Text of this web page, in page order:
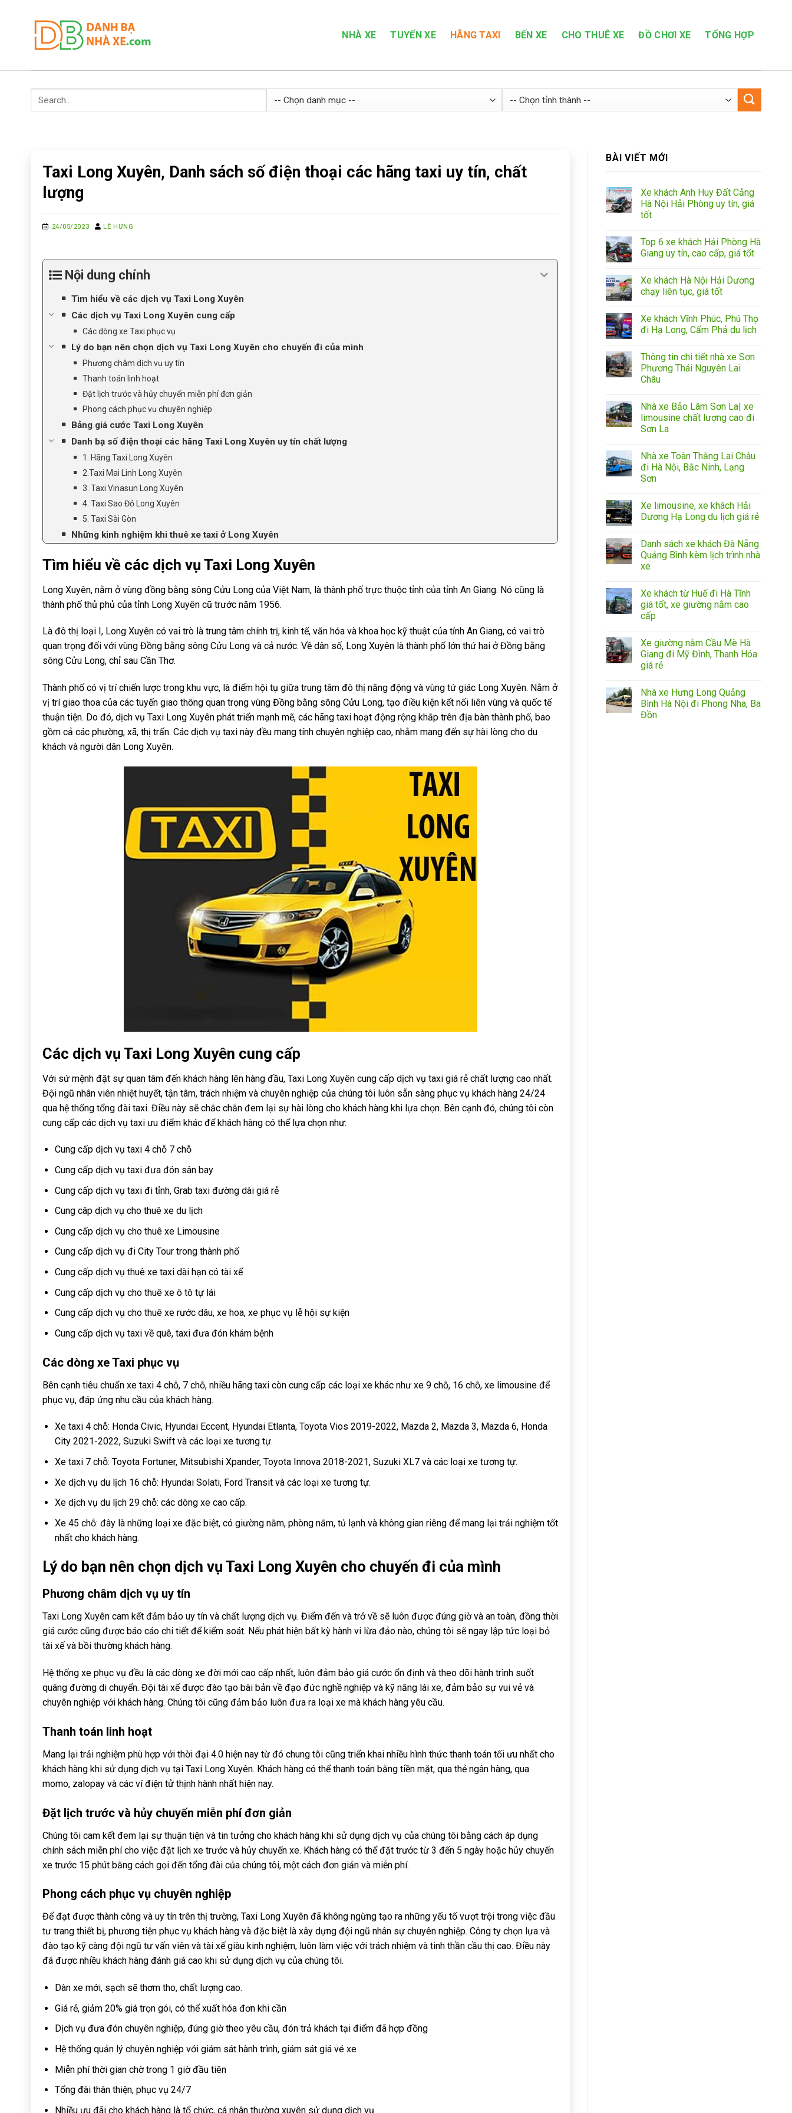
NHÀ XE TUYẾN XE HÃNG TAXI BẾN XE CHO THUÊ XE ĐỒ CHƠI XE TỔNG HỢP
Taxi Long Xuyên, Danh sách số điện thoại các hãng taxi uy tín, chất
lượng
24/05/2023 LÊ HƯNG
Nội dung chính
Tìm hiểu về các dịch vụ Taxi Long Xuyên
Các dịch vụ Taxi Long Xuyên cung cấp
Các dòng xe Taxi phục vụ
Lý do bạn nên chọn dịch vụ Taxi Long Xuyên cho chuyến đi của mình
Phương châm dịch vụ uy tín
Thanh toán linh hoạt
Đặt lịch trước và hủy chuyến miễn phí đơn giản
Phong cách phục vụ chuyên nghiệp
Bảng giá cước Taxi Long Xuyên
Danh bạ số điện thoại các hãng Taxi Long Xuyên uy tín chất lượng
1. Hãng Taxi Long Xuyên
2.Taxi Mai Linh Long Xuyên
3. Taxi Vinasun Long Xuyên
4. Taxi Sao Đỏ Long Xuyên
5. Taxi Sài Gòn
Những kinh nghiệm khi thuê xe taxi ở Long Xuyên
Tìm hiểu về các dịch vụ Taxi Long Xuyên
Long Xuyên, nằm ở vùng đồng bằng sông Cửu Long của Việt Nam, là thành phố trực thuộc tỉnh của tỉnh An Giang. Nó cũng là
thành phố thủ phủ của tỉnh Long Xuyên cũ trước năm 1956.
Là đô thị loại I, Long Xuyên có vai trò là trung tâm chính trị, kinh tế, văn hóa và khoa học kỹ thuật của tỉnh An Giang, có vai trò
quan trọng đối với vùng Đồng bằng sông Cửu Long và cả nước. Về dân số, Long Xuyên là thành phố lớn thứ hai ở Đồng bằng
sông Cửu Long, chỉ sau Cần Thơ.
Thành phố có vị trí chiến lược trong khu vực, là điểm hội tụ giữa trung tâm đô thị năng động và vùng tứ giác Long Xuyên. Nằm ở
vị trí giao thoa của các tuyến giao thông quan trọng vùng Đồng bằng sông Cửu Long, tạo điều kiện kết nối liên vùng và quốc tế
thuận tiện. Do đó, dịch vụ Taxi Long Xuyên phát triển mạnh mẽ, các hãng taxi hoạt động rộng khắp trên địa bàn thành phố, bao
gồm cả các phường, xã, thị trấn. Các dịch vụ taxi này đều mang tính chuyên nghiệp cao, nhằm mang đến sự hài lòng cho du
khách và người dân Long Xuyên.
Các dịch vụ Taxi Long Xuyên cung cấp
Với sứ mệnh đặt sự quan tâm đến khách hàng lên hàng đầu, Taxi Long Xuyên cung cấp dịch vụ taxi giá rẻ chất lượng cao nhất.
Đội ngũ nhân viên nhiệt huyết, tận tâm, trách nhiệm và chuyên nghiệp của chúng tôi luôn sẵn sàng phục vụ khách hàng 24/24
qua hệ thống tổng đài taxi. Điều này sẽ chắc chắn đem lại sự hài lòng cho khách hàng khi lựa chọn. Bên cạnh đó, chúng tôi còn
cung cấp các dịch vụ taxi ưu điểm khác để khách hàng có thể lựa chọn như:
Cung cấp dịch vụ taxi 4 chỗ 7 chỗ
Cung cấp dịch vụ taxi đưa đón sân bay
Cung cấp dịch vụ taxi đi tỉnh, Grab taxi đường dài giá rẻ
Cung câp dịch vụ cho thuê xe du lịch
Cung cấp dịch vụ cho thuê xe Limousine
Cung cấp dịch vụ đi City Tour trong thành phố
Cung cấp dịch vụ thuê xe taxi dài hạn có tài xế
Cung cấp dịch vụ cho thuê xe ô tô tự lái
Cung cấp dịch vụ cho thuê xe rước dâu, xe hoa, xe phục vụ lễ hội sự kiện
Cung cấp dịch vụ taxi về quê, taxi đưa đón khám bệnh
Các dòng xe Taxi phục vụ
Bên cạnh tiêu chuẩn xe taxi 4 chỗ, 7 chỗ, nhiều hãng taxi còn cung cấp các loại xe khác như xe 9 chỗ, 16 chỗ, xe limousine để
phục vụ, đáp ứng nhu cầu của khách hàng.
Xe taxi 4 chỗ: Honda Civic, Hyundai Eccent, Hyundai Etlanta, Toyota Vios 2019-2022, Mazda 2, Mazda 3, Mazda 6, Honda
City 2021-2022, Suzuki Swift và các loại xe tương tự.
Xe taxi 7 chỗ: Toyota Fortuner, Mitsubishi Xpander, Toyota Innova 2018-2021, Suzuki XL7 và các loại xe tương tự.
Xe dịch vụ du lịch 16 chỗ: Hyundai Solati, Ford Transit và các loại xe tương tự.
Xe dịch vụ du lịch 29 chỗ: các dòng xe cao cấp.
Xe 45 chỗ: đây là những loại xe đặc biệt, có giường nằm, phòng nằm, tủ lạnh và không gian riêng để mang lại trải nghiệm tốt
nhất cho khách hàng.
Lý do bạn nên chọn dịch vụ Taxi Long Xuyên cho chuyến đi của mình
Phương châm dịch vụ uy tín
Taxi Long Xuyên cam kết đảm bảo uy tín và chất lượng dịch vụ. Điểm đến và trở về sẽ luôn được đúng giờ và an toàn, đồng thời
giá cước cũng được báo cáo chi tiết để kiểm soát. Nếu phát hiện bất kỳ hành vi lừa đảo nào, chúng tôi sẽ ngay lập tức loại bỏ
tài xế và bồi thường khách hàng.
Hệ thống xe phục vụ đều là các dòng xe đời mới cao cấp nhất, luôn đảm bảo giá cước ổn định và theo dõi hành trình suốt
quãng đường di chuyển. Đội tài xế được đào tạo bài bản về đạo đức nghề nghiệp và kỹ năng lái xe, đảm bảo sự vui vẻ và
chuyên nghiệp với khách hàng. Chúng tôi cũng đảm bảo luôn đưa ra loại xe mà khách hàng yêu cầu.
Thanh toán linh hoạt
Mang lại trải nghiệm phù hợp với thời đại 4.0 hiện nay từ đó chung tôi cũng triển khai nhiều hình thức thanh toán tối ưu nhất cho
khách hàng khi sử dụng dịch vụ tại Taxi Long Xuyên. Khách hàng có thể thanh toán bằng tiền mặt, qua thẻ ngân hàng, qua
momo, zalopay và các ví điện tử thịnh hành nhất hiện nay.
Đặt lịch trước và hủy chuyến miễn phí đơn giản
Chúng tôi cam kết đem lại sự thuận tiện và tin tưởng cho khách hàng khi sử dụng dịch vụ của chúng tôi bằng cách áp dụng
chính sách miễn phí cho việc đặt lịch xe trước và hủy chuyến xe. Khách hàng có thể đặt trước từ 3 đến 5 ngày hoặc hủy chuyến
xe trước 15 phút bằng cách gọi đến tổng đài của chúng tôi, một cách đơn giản và miễn phí.
Phong cách phục vụ chuyên nghiệp
Để đạt được thành công và uy tín trên thị trường, Taxi Long Xuyên đã không ngừng tạo ra những yếu tố vượt trội trong việc đầu
tư trang thiết bị, phương tiện phục vụ khách hàng và đặc biệt là xây dựng đội ngũ nhân sự chuyên nghiệp. Công ty chọn lựa và
đào tạo kỹ càng đội ngũ tư vấn viên và tài xế giàu kinh nghiệm, luôn làm việc với trách nhiệm và tinh thần cầu thị cao. Điều này
đã được nhiều khách hàng đánh giá cao khi sử dụng dịch vụ của chúng tôi.
Dàn xe mới, sạch sẽ thơm tho, chất lượng cao.
Giá rẻ, giảm 20% giá trọn gói, có thể xuất hóa đơn khi cần
Dịch vụ đưa đón chuyên nghiệp, đúng giờ theo yêu cầu, đón trả khách tại điểm đã hợp đồng
Hệ thống quản lý chuyên nghiệp với giám sát hành trình, giám sát giá vé xe
Miễn phí thời gian chờ trong 1 giờ đầu tiên
Tổng đài thân thiện, phục vụ 24/7
Nhiều ưu đãi cho khách hàng là tổ chức, cá nhân thường xuyên sử dụng dịch vụ
BÀI VIẾT MỚI
Xe khách Anh Huy Đất Cảng
Hà Nội Hải Phòng uy tín, giá
tốt
Top 6 xe khách Hải Phòng Hà
Giang uy tín, cao cấp, giá tốt
Xe khách Hà Nội Hải Dương
chạy liên tục, giá tốt
Xe khách Vĩnh Phúc, Phú Thọ
đi Hạ Long, Cẩm Phả du lịch
Thông tin chi tiết nhà xe Sơn
Phương Thái Nguyên Lai
Châu
Nhà xe Bảo Lâm Sơn La| xe
limousine chất lượng cao đi
Sơn La
Nhà xe Toàn Thắng Lai Châu
đi Hà Nội, Bắc Ninh, Lạng
Sơn
Xe limousine, xe khách Hải
Dương Hạ Long du lịch giá rẻ
Danh sách xe khách Đà Nẵng
Quảng Bình kèm lịch trình nhà
xe
Xe khách từ Huế đi Hà Tĩnh
giá tốt, xe giường nằm cao
cấp
Xe giường nằm Cầu Mè Hà
Giang đi Mỹ Đình, Thanh Hóa
giá rẻ
Nhà xe Hưng Long Quảng
Bình Hà Nội đi Phong Nha, Ba
Đồn